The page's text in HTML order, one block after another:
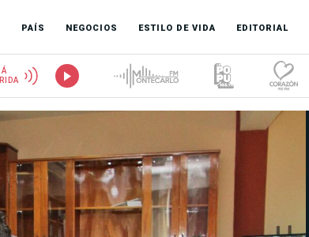
PAÍS NEGOCIOS ESTILO DE VIDA EDITORIAL